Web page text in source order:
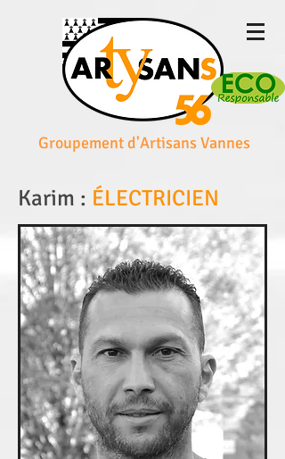
Groupement d'Artisans Vannes
Karim : ÉLECTRICIEN